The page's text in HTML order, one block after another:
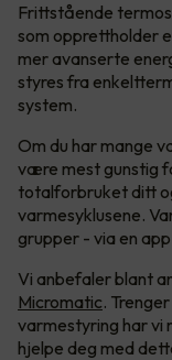
Frittstående
som opprettholder
mer avanserte
styres fra
system.
Om du har mange
være mest gunstig
totalforbruket ditt
varmesyklusene.
grupper - via en
Vi anbefaler blant
Micromatic.
varmestyring har vi
hjelpe deg med